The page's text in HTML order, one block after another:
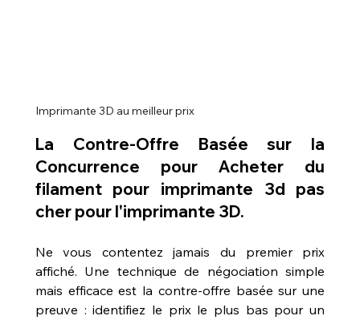
Imprimante 3D au meilleur prix
La Contre-Offre Basée sur la
Concurrence pour Acheter du
filament pour imprimante 3d pas
cher pour l'imprimante 3D.
Ne vous contentez jamais du premier prix
affiché. Une technique de négociation simple
mais efficace est la contre-offre basée sur une
preuve : identifiez le prix le plus bas pour un